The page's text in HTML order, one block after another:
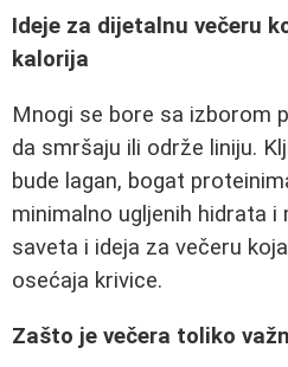
Ideje za dijetalnu večeru
kalorija
Mnogi se bore sa izborom
da smršaju ili održe liniju.
bude lagan, bogat
minimalno ugljenih hidrata i
saveta i ideja za večeru
osećaja krivice.
Zašto je večera toliko